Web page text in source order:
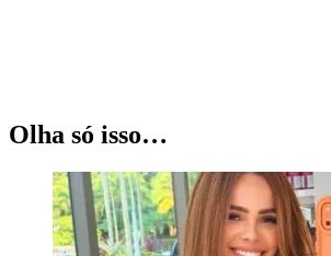
Olha só isso…